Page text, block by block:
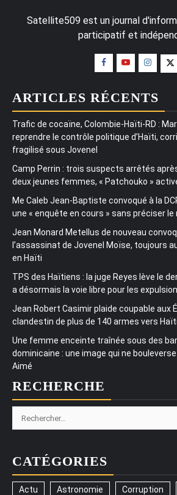
Satellite509 est un journal
participatif et
ARTICLES RÉCENTS
Trafic de cocaïne, Colombie-Haïti-RD :
reprendre le contrôle politique d’Haïti,
fragilisé sous Jovenel
Camp Perrin : trois suspects arrêtés
deux jeunes femmes, « Patchouko »
Me Caleb Jean-Baptiste convoqué à la
une « enquête en cours » sans préciser
Jean Monard Metellus de nouveau
l’assassinat de Jovenel Moïse, toujours
en Haïti
TPS des Haïtiens : la juge Reyes lève le
a désormais la voie libre pour les
Jean Robert Casimir plaide coupable aux
clandestin de plus de 140 armes vers Haïti
Une femme enceinte traînée sous des
dominicaine : une image qui ne
Aimé
RECHERCHE
Rechercher :
CATÉGORIES
Actu Astronomie Corruption